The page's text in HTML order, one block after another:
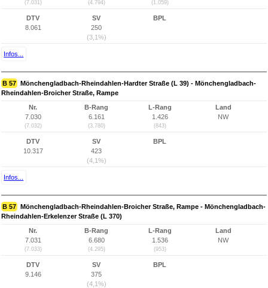
(7.031) (4.794) (1.059)
DTV
8.061
SV
250
(3,1%)
BPL
Infos...
B 57 Mönchengladbach-Rheindahlen-Hardter Straße (L 39) - Mönchengladbach-
Rheindahlen-Broicher Straße, Rampe
Nr.
7.030
(7.032)
B-Rang
6.161
(3.780)
L-Rang
1.426
(843)
Land
NW
DTV
10.317
SV
423
(4,1%)
BPL
Infos...
B 57 Mönchengladbach-Rheindahlen-Broicher Straße, Rampe - Mönchengladbach-
Rheindahlen-Erkelenzer Straße (L 370)
Nr.
7.031
(7.033)
B-Rang
6.680
(4.295)
L-Rang
1.536
(953)
Land
NW
DTV
9.146
SV
375
(4,1%)
BPL